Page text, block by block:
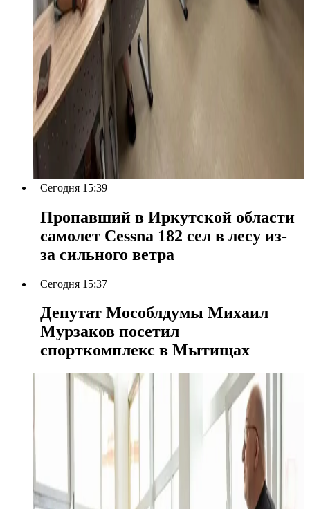
Сегодня 15:39
Пропавший в Иркутской области
самолет Cessna 182 сел в лесу из-
за сильного ветра
Сегодня 15:37
Депутат Мособлдумы Михаил
Мурзаков посетил
спорткомплекс в Мытищах